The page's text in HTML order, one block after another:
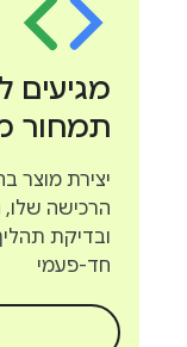
מגיעים
תמחור
יצירת מוצר
הרכישה שלו,
ובדיקת
חד-פעמי